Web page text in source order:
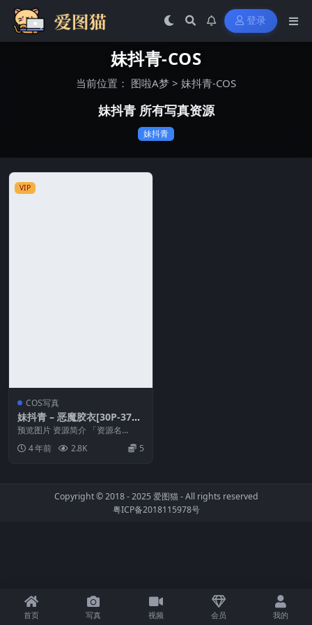
登录
妹抖青-COS
当前位置： 图啦A梦 > 妹抖青-COS
妹抖青 所有写真资源
妹抖青
VIP
COS写真
妹抖青 – 恶魔胶衣[30P-375
MB]
预览图片 资源简介 「资源名
称」：妹抖青 – 恶魔胶衣[30P-375
MB]「水...
4 年前 2.8K 5
Copyright © 2018 - 2025爱图猫- All rights reserved
粤ICP备2018115978号
首页 写真 视频 会员 我的